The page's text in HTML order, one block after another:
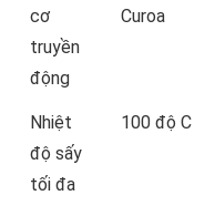
cơ
truyền
động
Curoa
Nhiệt
độ sấy
tối đa
100 độ C